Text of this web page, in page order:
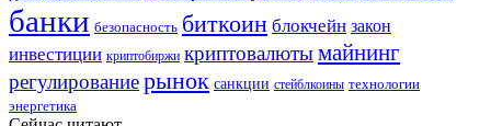
банки безопасность биткоин блокчейн закон
инвестиции криптобиржи криптовалютымайнинг
регулированиерынок санкции стейблкоины технологии
энергетика